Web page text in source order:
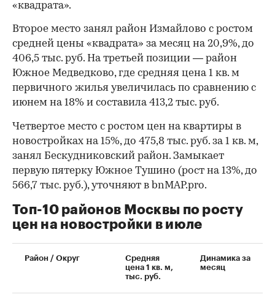
«квадрата».
Второе место занял район Измайлово с ростом
средней цены «квадрата» за месяц на 20,9%, до
406,5 тыс. руб. На третьей позиции — район
Южное Медведково, где средняя цена 1 кв. м
первичного жилья увеличилась по сравнению с
июнем на 18% и составила 413,2 тыс. руб.
00:00 / 00:00
Четвертое место с ростом цен на квартиры в
новостройках на 15%, до 475,8 тыс. руб. за 1 кв. м,
занял Бескудниковский район. Замыкает
первую пятерку Южное Тушино (рост на 13%, до
566,7 тыс. руб.), уточняют в bnMAP.pro.
Топ-10 районов Москвы по росту
цен на новостройки в июле
Район / Округ
Средняя
цена 1 кв. м,
тыс. руб.
Динамика за
месяц